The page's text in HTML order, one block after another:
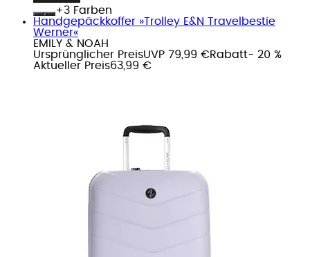
+
Farben
Handgepäckkoffer »Trolley E&N Travelbestie
Werner«
EMILY & NOAH
Ursprünglicher PreisUVP 79,99 €Rabatt- 20 %
Aktueller Preis63,99 €